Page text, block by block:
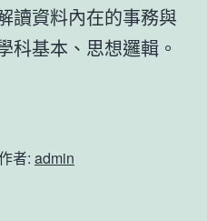
讀資料內在的事務與
科基本、思想邏輯。
者: admin